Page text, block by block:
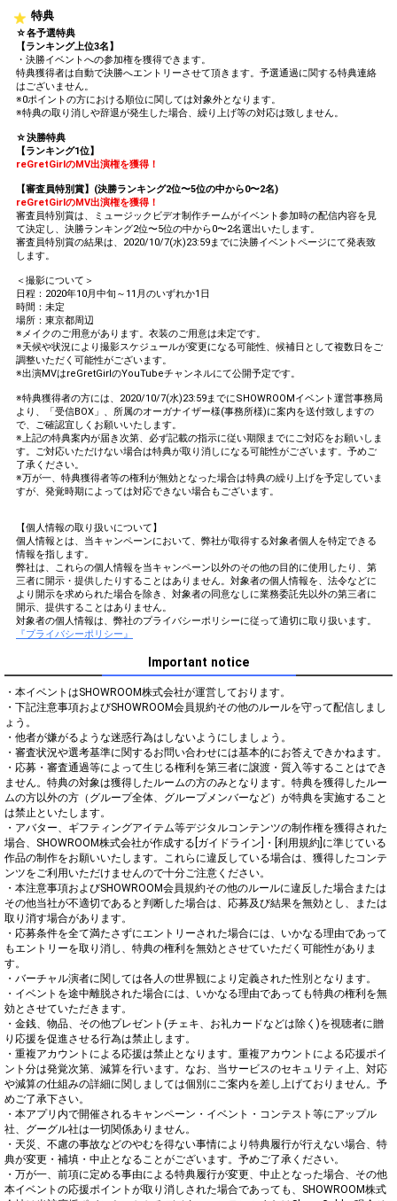
特典
☆各予選特典
【ランキング上位3名】
・決勝イベントへの参加権を獲得できます。
特典獲得者は自動で決勝へエントリーさせて頂きます。予選通過に関する特典連絡
はございません。
※0ポイントの方における順位に関しては対象外となります。
※特典の取り消しや辞退が発生した場合、繰り上げ等の対応は致しません。
☆決勝特典
【ランキング1位】
reGretGirlのMV出演権を獲得！
【審査員特別賞】(決勝ランキング2位〜5位の中から0〜2名)
reGretGirlのMV出演権を獲得！
審査員特別賞は、ミュージックビデオ制作チームがイベント参加時の配信内容を見
て決定し、決勝ランキング2位〜5位の中から0〜2名選出いたします。
審査員特別賞の結果は、2020/10/7(水)23:59までに決勝イベントページにて発表致
します。
＜撮影について＞
日程：2020年10月中旬～11月のいずれか1日
時間：未定
場所：東京都周辺
※メイクのご用意があります。衣装のご用意は未定です。
※天候や状況により撮影スケジュールが変更になる可能性、候補日として複数日をご
調整いただく可能性がございます。
※出演MVはreGretGirlのYouTubeチャンネルにて公開予定です。
※特典獲得者の方には、2020/10/7(水)23:59までにSHOWROOMイベント運営事務局
より、「受信BOX」、所属のオーガナイザー様(事務所様)に案内を送付致しますの
で、ご確認宜しくお願いいたします。
※上記の特典案内が届き次第、必ず記載の指示に従い期限までにご対応をお願いしま
す。ご対応いただけない場合は特典が取り消しになる可能性がございます。予めご
了承ください。
※万が一、特典獲得者等の権利が無効となった場合は特典の繰り上げを予定していま
すが、発覚時期によっては対応できない場合もございます。
【個人情報の取り扱いについて】
個人情報とは、当キャンペーンにおいて、弊社が取得する対象者個人を特定できる
情報を指します。
弊社は、これらの個人情報を当キャンペーン以外のその他の目的に使用したり、第
三者に開示・提供したりすることはありません。対象者の個人情報を、法令などに
より開示を求められた場合を除き、対象者の同意なしに業務委託先以外の第三者に
開示、提供することはありません。
対象者の個人情報は、弊社のプライバシーポリシーに従って適切に取り扱います。
『プライバシーポリシー』
Important notice
・本イベントはSHOWROOM株式会社が運営しております。
・下記注意事項およびSHOWROOM会員規約その他のルールを守って配信しまし
ょう。
・他者が嫌がるような迷惑行為はしないようにしましょう。
・審査状況や選考基準に関するお問い合わせには基本的にお答えできかねます。
・応募・審査通過等によって生じる権利を第三者に譲渡・質入等することはでき
ません。特典の対象は獲得したルームの方のみとなります。特典を獲得したルー
ムの方以外の方（グループ全体、グループメンバーなど）が特典を実施すること
は禁止といたします。
・アバター、ギフティングアイテム等デジタルコンテンツの制作権を獲得された
場合、SHOWROOM株式会社が作成する[ガイドライン]・[利用規約]に準じている
作品の制作をお願いいたします。これらに違反している場合は、獲得したコンテ
ンツをご利用いただけませんので十分ご注意ください。
・本注意事項およびSHOWROOM会員規約その他のルールに違反した場合または
その他当社が不適切であると判断した場合は、応募及び結果を無効とし、または
取り消す場合があります。
・応募条件を全て満たさずにエントリーされた場合には、いかなる理由であって
もエントリーを取り消し、特典の権利を無効とさせていただく可能性がありま
す。
・バーチャル演者に関しては各人の世界観により定義された性別となります。
・イベントを途中離脱された場合には、いかなる理由であっても特典の権利を無
効とさせていただきます。
・金銭、物品、その他プレゼント(チェキ、お礼カードなどは除く)を視聴者に贈
り応援を促進させる行為は禁止します。
・重複アカウントによる応援は禁止となります。重複アカウントによる応援ポイ
ント分は発覚次第、減算を行います。なお、当サービスのセキュリティ上、対応
や減算の仕組みの詳細に関しましては個別にご案内を差し上げておりません。予
めご了承下さい。
・本アプリ内で開催されるキャンペーン・イベント・コンテスト等にアップル
社、グーグル社は一切関係ありません。
・天災、不慮の事故などのやむを得ない事情により特典履行が行えない場合、特
典が変更・補填・中止となることがございます。予めご了承ください。
・万が一、前項に定める事由による特典履行が変更、中止となった場合、その他
本イベントの応援ポイントが取り消しされた場合であっても、SHOWROOM株式